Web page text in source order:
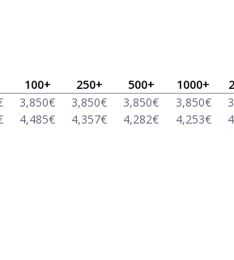
100+ 250+ 500+ 1000+
3,850€ 3,850€ 3,850€ 3,850€
4,485€ 4,357€ 4,282€ 4,253€